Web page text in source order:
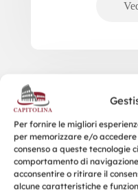
Per fornire le migliori
per memorizzare e/o
consenso a queste tecnologie
comportamento di
acconsentire o ritirare il
alcune caratteristiche e
92675 BOSTON
IMPERMEABILE